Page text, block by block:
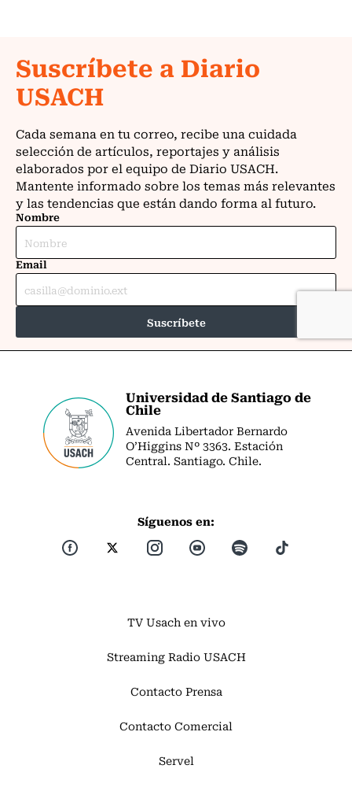
Universidad de Santiago de
Chile
Avenida Libertador Bernardo
O’Higgins Nº 3363. Estación
Central. Santiago. Chile.
Síguenos en:
TV Usach en vivo
Streaming Radio USACH
Contacto Prensa
Contacto Comercial
Servel